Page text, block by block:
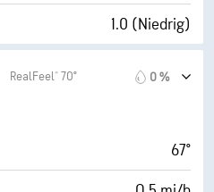
1.0 (Niedrig)
49° F
6 (Mittel)
RealFeel® 70° 0 %
67°